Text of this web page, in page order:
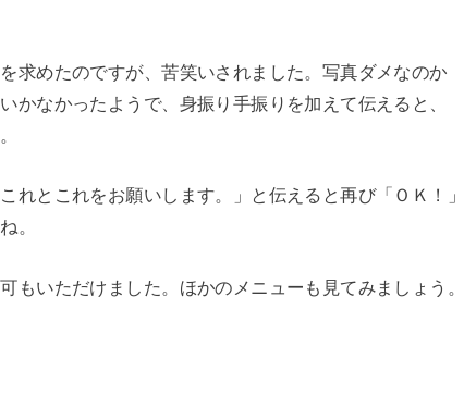
求めたのですが、苦笑いされました。写真ダメなのか
かなかったようで、身振り手振りを加えて伝えると、
れとこれをお願いします。」と伝えると再び「ＯＫ！」
。
もいただけました。ほかのメニューも見てみましょう。